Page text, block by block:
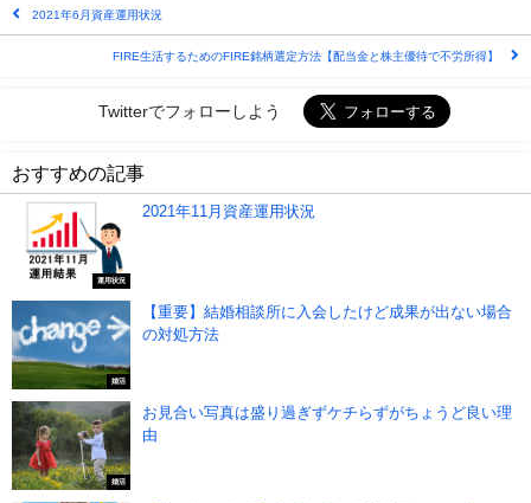
2021年6月資産運用状況
FIRE生活するためのFIRE銘柄選定方法【配当金と株主優待で不労所得】
Twitterでフォローしよう
おすすめの記事
運用状況
2021年11月資産運用状況
婚活
【重要】結婚相談所に入会したけど成果が出ない場合
の対処方法
婚活
お見合い写真は盛り過ぎずケチらずがちょうど良い理
由